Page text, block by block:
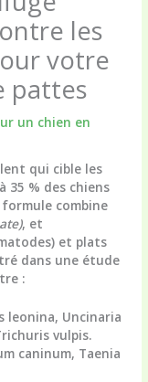
les
votre
pattes
un chien en
qui cible les
35 % des chiens
formule combine
, et
et plats
dans une étude
:
leonina, Uncinaria
vulpis.
caninum, Taenia